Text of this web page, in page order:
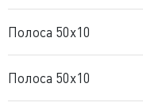
Полоса 50x10
Полоса 50x10